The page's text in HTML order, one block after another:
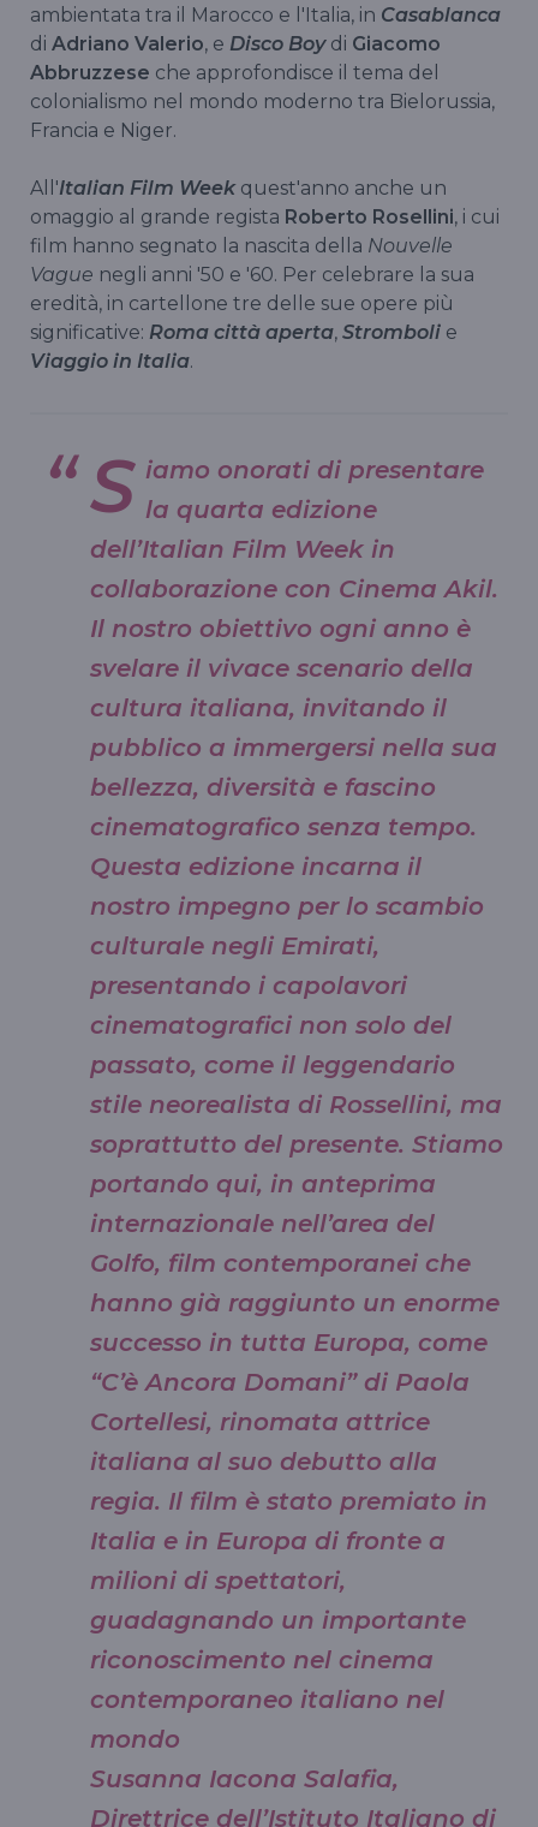
ambientata tra il Marocco e l'Italia, in Casablanca
di Adriano Valerio, e Disco Boydi Giacomo
Abbruzzese che approfondisce il tema del
colonialismo nel mondo moderno tra Bielorussia,
Francia e Niger.
All'Italian Film Weekquest'anno anche un
omaggio al grande regista Roberto Rosellini, i cui
film hanno segnato la nascita della Nouvelle
Vague negli anni '50 e '60. Per celebrare la sua
eredità, in cartellone tre delle sue opere più
significative: Roma città aperta, Stromboli e
Viaggio in Italia.
S iamo onorati di presentare
la quarta edizione
dell’Italian Film Week in
collaborazione con Cinema Akil.
Il nostro obiettivo ogni anno è
svelare il vivace scenario della
cultura italiana, invitando il
pubblico a immergersi nella sua
bellezza, diversità e fascino
cinematografico senza tempo.
Questa edizione incarna il
nostro impegno per lo scambio
culturale negli Emirati,
presentando i capolavori
cinematografici non solo del
passato, come il leggendario
stile neorealista di Rossellini, ma
soprattutto del presente. Stiamo
portando qui, in anteprima
internazionale nell’area del
Golfo, film contemporanei che
hanno già raggiunto un enorme
successo in tutta Europa, come
“C’è Ancora Domani” di Paola
Cortellesi, rinomata attrice
italiana al suo debutto alla
regia. Il film è stato premiato in
Italia e in Europa di fronte a
milioni di spettatori,
guadagnando un importante
riconoscimento nel cinema
contemporaneo italiano nel
mondo
Susanna Iacona Salafia,
Direttrice dell’Istituto Italiano di